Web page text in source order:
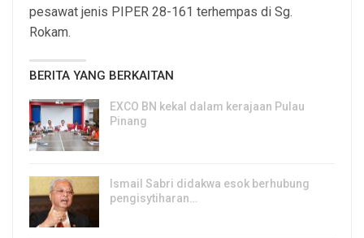
pesawat jenis PIPER 28-161 terhempas di Sg.
Rokam.
BERITA YANG BERKAITAN
EXCO BN kekal dalam kerajaan Pulau
Pinang
Ismail Sabri didakwa esok berhubung
pengisytiharan…